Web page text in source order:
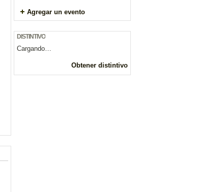
Agregar un evento
DISTINTIVO
Cargando…
Obtener distintivo